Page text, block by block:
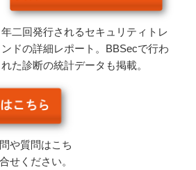
年二回発行されるセキュリティトレ
ンドの詳細レポート。BBSecで行わ
れた診断の統計データも掲載。
や質問はこち
せください。